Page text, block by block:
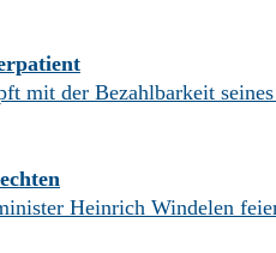
mit der Bezahlbarkeit seines
Heinrich Windelen